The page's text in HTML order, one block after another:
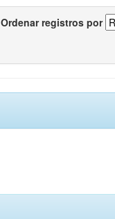
Ordenar registros por